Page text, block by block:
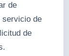
de
servicio de
de